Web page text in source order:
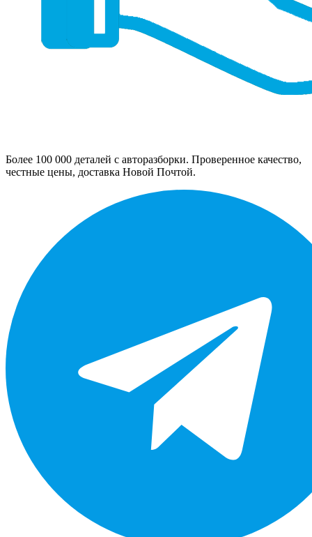
Более 100 000 деталей с авторазборки. Проверенное качество,
честные цены, доставка Новой Почтой.